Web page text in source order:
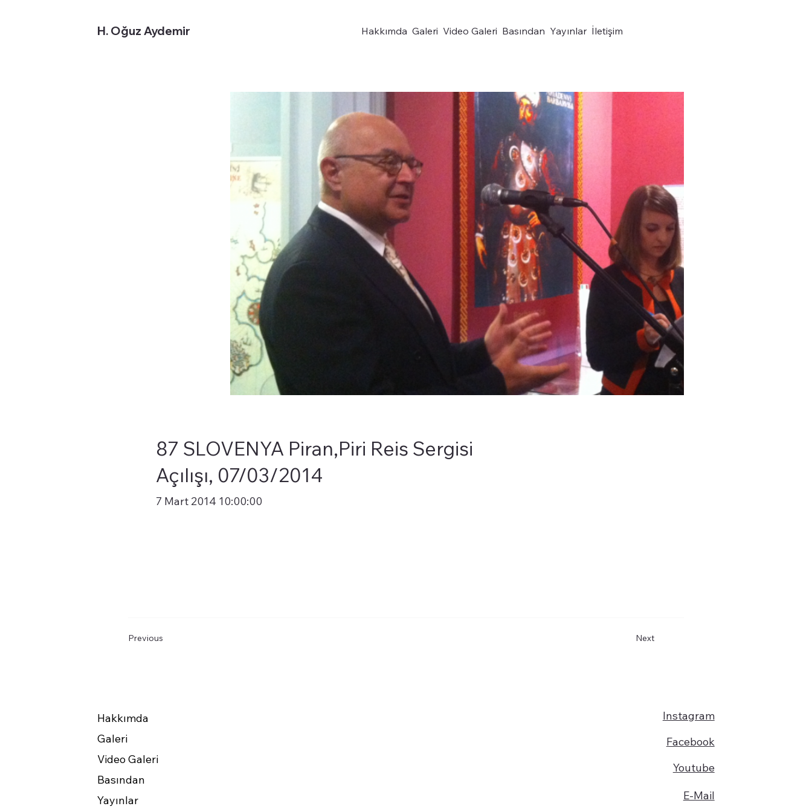
H. Oğuz Aydemir Hakkımda Galeri Video Galeri Basından Yayınlar İletişim
87 SLOVENYA Piran,Piri Reis Sergisi
Açılışı, 07/03/2014
7 Mart 2014 10:00:00
Previous Next
Hakkımda
Galeri
Video Galeri
Basından
Yayınlar
Instagram
Facebook
Youtube
E-Mail